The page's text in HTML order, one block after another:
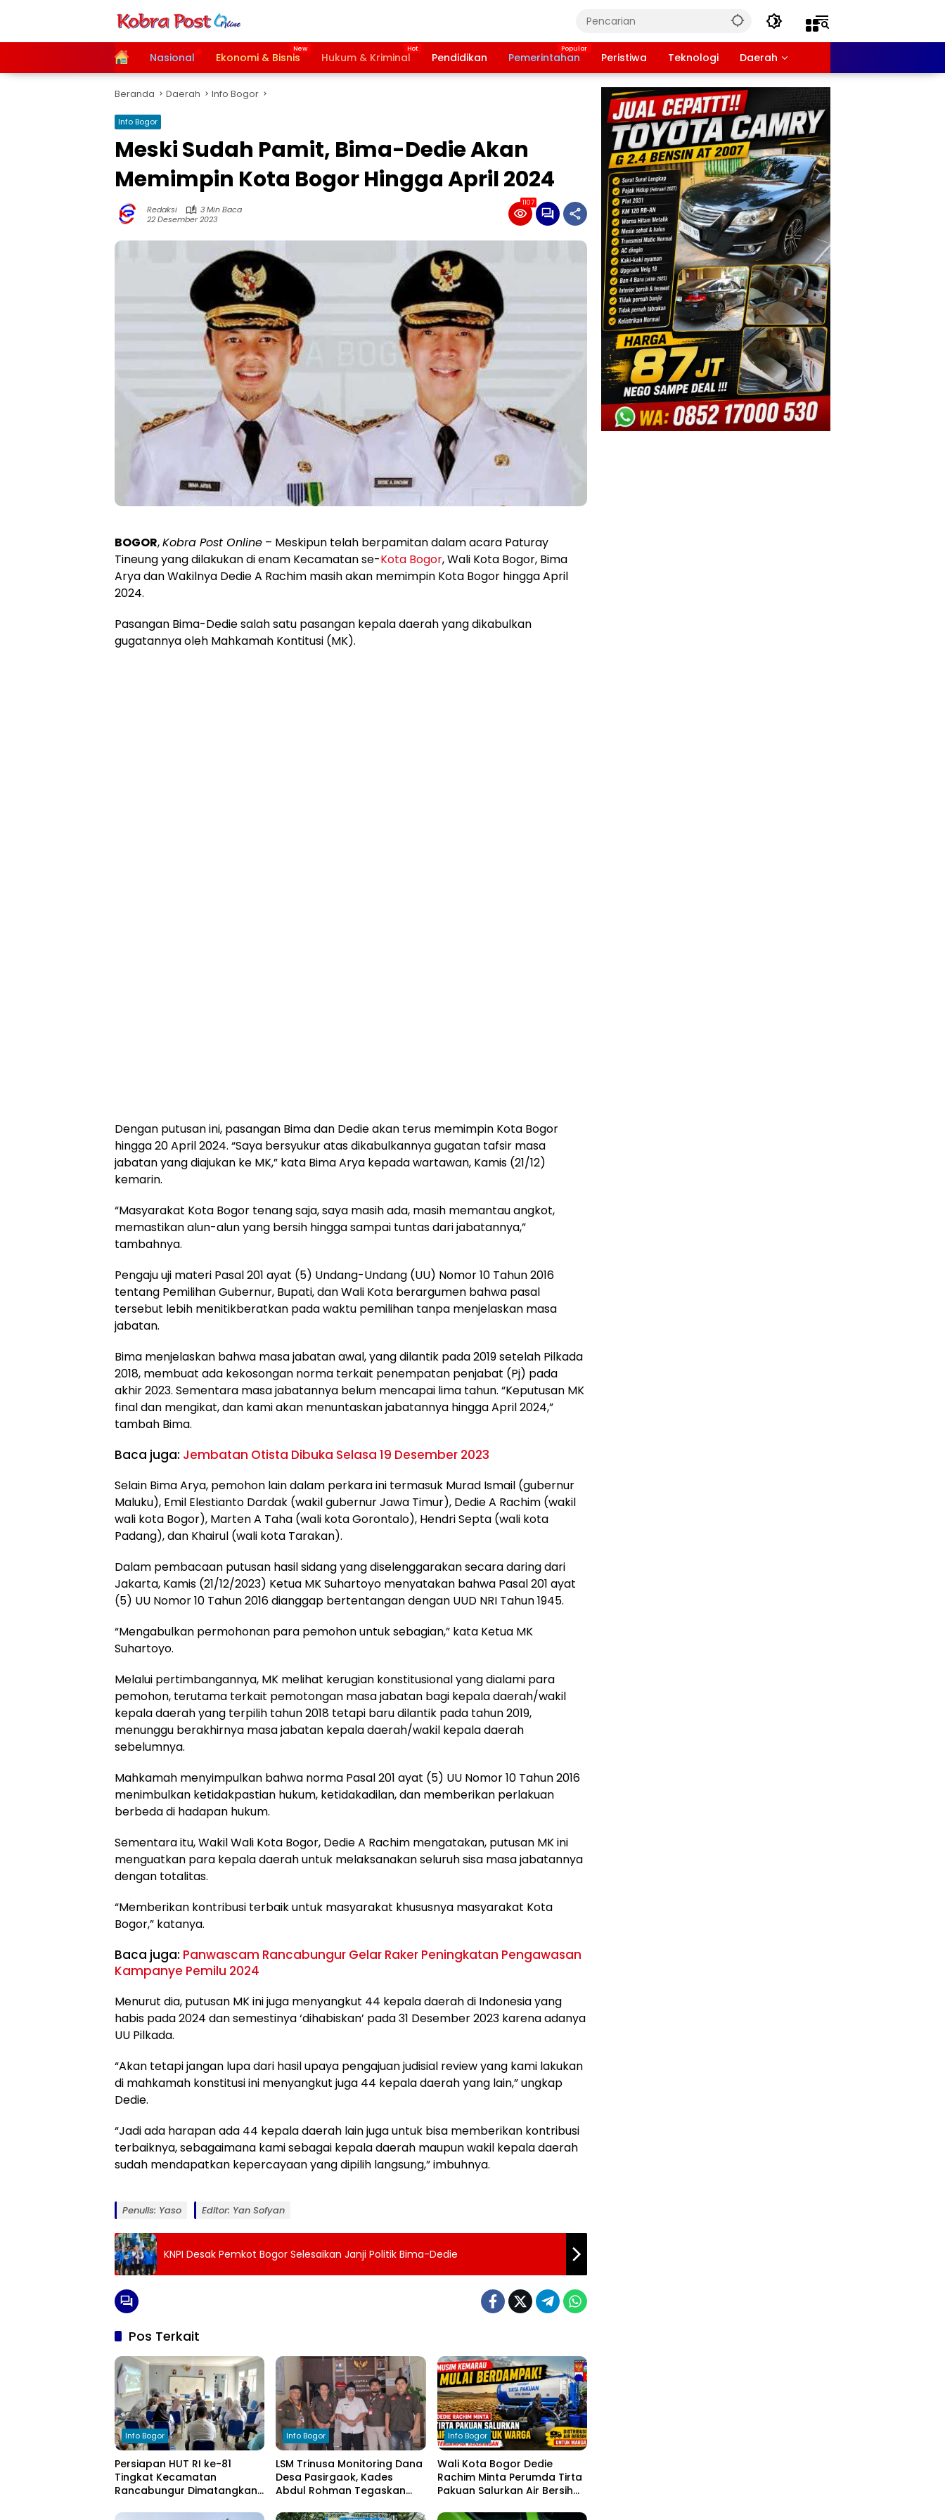
HomeNasional Ekonomi & Bisnis Hukum & Kriminal Pendidikan Pemerintahan Peristiwa Teknologi Daerah
Beranda Daerah Info Bogor
Info Bogor
Meski Sudah Pamit, Bima-Dedie Akan
Memimpin Kota Bogor Hingga April 2024
Redaksi
3 Min Baca
22 Desember 2023
1107
BOGOR,Kobra Post Online – Meskipun telah berpamitan dalam acara Paturay
Tineung yang dilakukan di enam Kecamatan se-Kota Bogor, Wali Kota Bogor, Bima
Arya dan Wakilnya Dedie A Rachim masih akan memimpin Kota Bogor hingga April
2024.
Pasangan Bima-Dedie salah satu pasangan kepala daerah yang dikabulkan
gugatannya oleh Mahkamah Kontitusi (MK).
Dengan putusan ini, pasangan Bima dan Dedie akan terus memimpin Kota Bogor
hingga 20 April 2024. “Saya bersyukur atas dikabulkannya gugatan tafsir masa
jabatan yang diajukan ke MK,” kata Bima Arya kepada wartawan, Kamis (21/12)
kemarin.
“Masyarakat Kota Bogor tenang saja, saya masih ada, masih memantau angkot,
memastikan alun-alun yang bersih hingga sampai tuntas dari jabatannya,”
tambahnya.
Pengaju uji materi Pasal 201 ayat (5) Undang-Undang (UU) Nomor 10 Tahun 2016
tentang Pemilihan Gubernur, Bupati, dan Wali Kota berargumen bahwa pasal
tersebut lebih menitikberatkan pada waktu pemilihan tanpa menjelaskan masa
jabatan.
Bima menjelaskan bahwa masa jabatan awal, yang dilantik pada 2019 setelah Pilkada
2018, membuat ada kekosongan norma terkait penempatan penjabat (Pj) pada
akhir 2023. Sementara masa jabatannya belum mencapai lima tahun. “Keputusan MK
final dan mengikat, dan kami akan menuntaskan jabatannya hingga April 2024,”
tambah Bima.
Baca juga: Jembatan Otista Dibuka Selasa 19 Desember 2023
Selain Bima Arya, pemohon lain dalam perkara ini termasuk Murad Ismail (gubernur
Maluku), Emil Elestianto Dardak (wakil gubernur Jawa Timur), Dedie A Rachim (wakil
wali kota Bogor), Marten A Taha (wali kota Gorontalo), Hendri Septa (wali kota
Padang), dan Khairul (wali kota Tarakan).
Dalam pembacaan putusan hasil sidang yang diselenggarakan secara daring dari
Jakarta, Kamis (21/12/2023) Ketua MK Suhartoyo menyatakan bahwa Pasal 201 ayat
(5) UU Nomor 10 Tahun 2016 dianggap bertentangan dengan UUD NRI Tahun 1945.
“Mengabulkan permohonan para pemohon untuk sebagian,” kata Ketua MK
Suhartoyo.
Melalui pertimbangannya, MK melihat kerugian konstitusional yang dialami para
pemohon, terutama terkait pemotongan masa jabatan bagi kepala daerah/wakil
kepala daerah yang terpilih tahun 2018 tetapi baru dilantik pada tahun 2019,
menunggu berakhirnya masa jabatan kepala daerah/wakil kepala daerah
sebelumnya.
Mahkamah menyimpulkan bahwa norma Pasal 201 ayat (5) UU Nomor 10 Tahun 2016
menimbulkan ketidakpastian hukum, ketidakadilan, dan memberikan perlakuan
berbeda di hadapan hukum.
Sementara itu, Wakil Wali Kota Bogor, Dedie A Rachim mengatakan, putusan MK ini
menguatkan para kepala daerah untuk melaksanakan seluruh sisa masa jabatannya
dengan totalitas.
“Memberikan kontribusi terbaik untuk masyarakat khususnya masyarakat Kota
Bogor,” katanya.
Baca juga: Panwascam Rancabungur Gelar Raker Peningkatan Pengawasan
Kampanye Pemilu 2024
Menurut dia, putusan MK ini juga menyangkut 44 kepala daerah di Indonesia yang
habis pada 2024 dan semestinya ‘dihabiskan’ pada 31 Desember 2023 karena adanya
UU Pilkada.
“Akan tetapi jangan lupa dari hasil upaya pengajuan judisial review yang kami lakukan
di mahkamah konstitusi ini menyangkut juga 44 kepala daerah yang lain,” ungkap
Dedie.
“Jadi ada harapan ada 44 kepala daerah lain juga untuk bisa memberikan kontribusi
terbaiknya, sebagaimana kami sebagai kepala daerah maupun wakil kepala daerah
sudah mendapatkan kepercayaan yang dipilih langsung,” imbuhnya.
Penulis: Yaso Editor: Yan Sofyan
KNPI Desak Pemkot Bogor Selesaikan Janji Politik Bima-Dedie
Pos Terkait
Info Bogor
Persiapan HUT RI ke-81
Tingkat Kecamatan
Rancabungur Dimatangkan
Info Bogor
LSM Trinusa Monitoring Dana
Desa Pasirgaok, Kades
Abdul Rohman Tegaskan
Info Bogor
Wali Kota Bogor Dedie
Rachim Minta Perumda Tirta
Pakuan Salurkan Air Bersih